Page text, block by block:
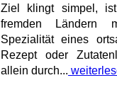
Ziel klingt simpel,
fremden Ländern
Spezialität eines
Rezept oder
allein durch...